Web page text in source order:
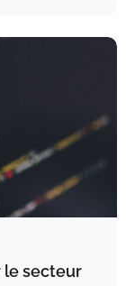
le secteur